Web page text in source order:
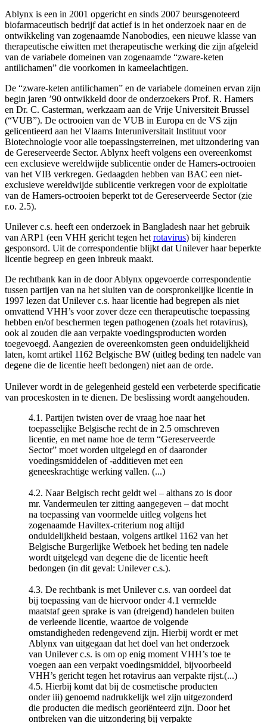
Ablynx is een in 2001 opgericht en sinds 2007 beursgenoteerd
biofarmaceutisch bedrijf dat actief is in het onderzoek naar en de
ontwikkeling van zogenaamde Nanobodies, een nieuwe klasse van
therapeutische eiwitten met therapeutische werking die zijn afgeleid
van de variabele domeinen van zogenaamde “zware-keten
antilichamen” die voorkomen in kameelachtigen.
De “zware-keten antilichamen” en de variabele domeinen ervan zijn
begin jaren ’90 ontwikkeld door de onderzoekers Prof. R. Hamers
en Dr. C. Casterman, werkzaam aan de Vrije Universiteit Brussel
(“VUB”). De octrooien van de VUB in Europa en de VS zijn
gelicentieerd aan het Vlaams Interuniversitait Instituut voor
Biotechnologie voor alle toepassingsterreinen, met uitzondering van
de Gereserveerde Sector. Ablynx heeft volgens een overeenkomst
een exclusieve wereldwijde sublicentie onder de Hamers-octrooien
van het VIB verkregen. Gedaagden hebben van BAC een niet-
exclusieve wereldwijde sublicentie verkregen voor de exploitatie
van de Hamers-octrooien beperkt tot de Gereserveerde Sector (zie
r.o. 2.5).
Unilever c.s. heeft een onderzoek in Bangladesh naar het gebruik
van ARP1 (een VHH gericht tegen het rotavirus) bij kinderen
gesponsord. Uit de correspondentie blijkt dat Unilever haar beperkte
licentie begreep en geen inbreuk maakt.
De rechtbank kan in de door Ablynx opgevoerde correspondentie
tussen partijen van na het sluiten van de oorspronkelijke licentie in
1997 lezen dat Unilever c.s. haar licentie had begrepen als niet
omvattend VHH’s voor zover deze een therapeutische toepassing
hebben en/of beschermen tegen pathogenen (zoals het rotavirus),
ook al zouden die aan verpakte voedingsproducten worden
toegevoegd. Aangezien de overeenkomsten geen onduidelijkheid
laten, komt artikel 1162 Belgische BW (uitleg beding ten nadele van
degene die de licentie heeft bedongen) niet aan de orde.
Unilever wordt in de gelegenheid gesteld een verbeterde specificatie
van proceskosten in te dienen. De beslissing wordt aangehouden.
4.1. Partijen twisten over de vraag hoe naar het
toepasselijke Belgische recht de in 2.5 omschreven
licentie, en met name hoe de term “Gereserveerde
Sector” moet worden uitgelegd en of daaronder
voedingsmiddelen of -additieven met een
geneeskrachtige werking vallen. (...)
4.2. Naar Belgisch recht geldt wel – althans zo is door
mr. Vandermeulen ter zitting aangegeven – dat mocht
na toepassing van voormelde uitleg volgens het
zogenaamde Haviltex-criterium nog altijd
onduidelijkheid bestaan, volgens artikel 1162 van het
Belgische Burgerlijke Wetboek het beding ten nadele
wordt uitgelegd van degene die de licentie heeft
bedongen (in dit geval: Unilever c.s.).
4.3. De rechtbank is met Unilever c.s. van oordeel dat
bij toepassing van de hiervoor onder 4.1 vermelde
maatstaf geen sprake is van (dreigend) handelen buiten
de verleende licentie, waartoe de volgende
omstandigheden redengevend zijn. Hierbij wordt er met
Ablynx van uitgegaan dat het doel van het onderzoek
van Unilever c.s. is om op enig moment VHH’s toe te
voegen aan een verpakt voedingsmiddel, bijvoorbeeld
VHH’s gericht tegen het rotavirus aan verpakte rijst.(...)
4.5. Hierbij komt dat bij de cosmetische producten
onder iii) genoemd nadrukkelijk wel zijn uitgezonderd
die producten die medisch georiënteerd zijn. Door het
ontbreken van die uitzondering bij verpakte